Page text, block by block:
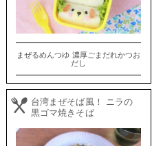
まぜるめんつゆ 濃厚ごまだれかつお
だし
台湾まぜそば風！ ニラの
黒ゴマ焼きそば